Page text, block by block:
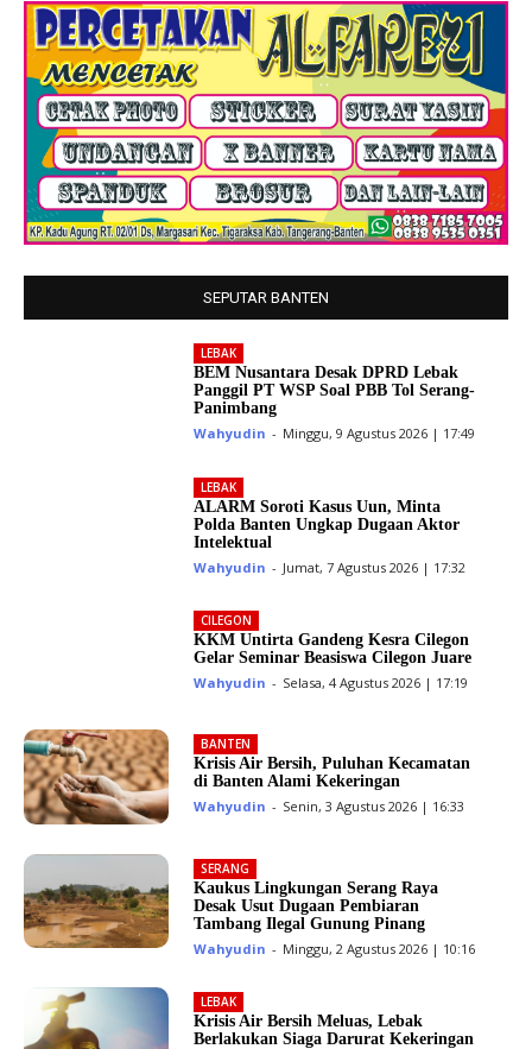
SEPUTAR BANTEN
LEBAK
BEM Nusantara Desak DPRD Lebak
Panggil PT WSP Soal PBB Tol Serang-
Panimbang
Wahyudin - Minggu, 9 Agustus 2026 | 17:49
LEBAK
ALARM Soroti Kasus Uun, Minta
Polda Banten Ungkap Dugaan Aktor
Intelektual
Wahyudin - Jumat, 7 Agustus 2026 | 17:32
CILEGON
KKM Untirta Gandeng Kesra Cilegon
Gelar Seminar Beasiswa Cilegon Juare
Wahyudin - Selasa, 4 Agustus 2026 | 17:19
BANTEN
Krisis Air Bersih, Puluhan Kecamatan
di Banten Alami Kekeringan
Wahyudin - Senin, 3 Agustus 2026 | 16:33
SERANG
Kaukus Lingkungan Serang Raya
Desak Usut Dugaan Pembiaran
Tambang Ilegal Gunung Pinang
Wahyudin - Minggu, 2 Agustus 2026 | 10:16
LEBAK
Krisis Air Bersih Meluas, Lebak
Berlakukan Siaga Darurat Kekeringan